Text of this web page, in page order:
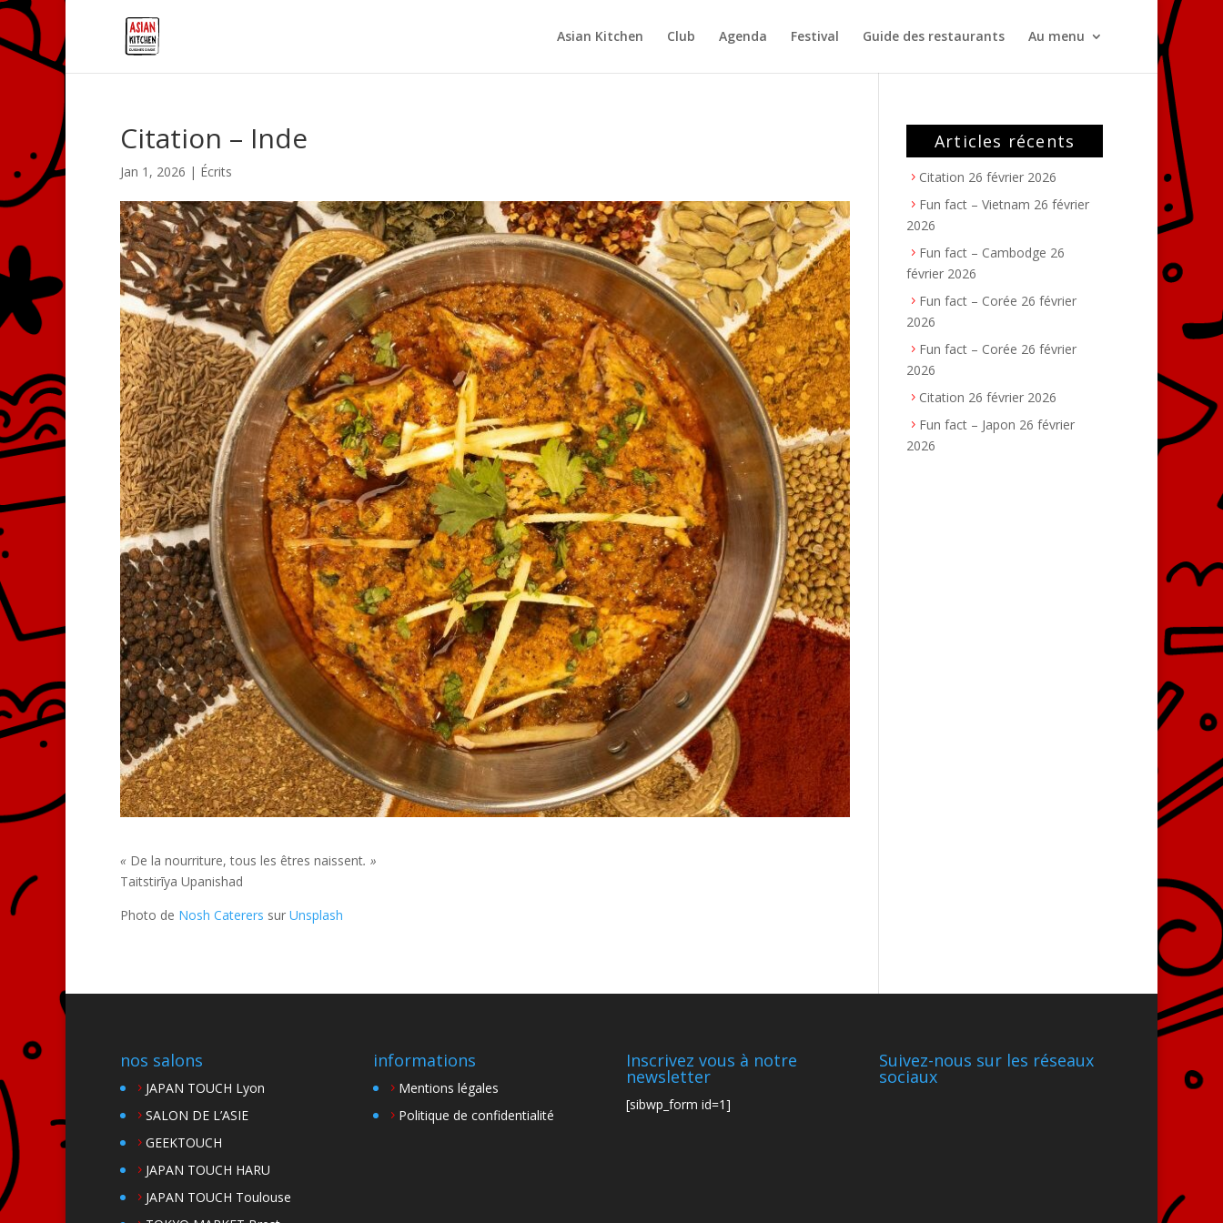
Asian Kitchen Club Agenda Festival Guide des restaurants Au menu
Citation – Inde
Jan 1, 2026 | Écrits
« De la nourriture, tous les êtres naissent. »
Taitstirīya Upanishad
Photo de Nosh Caterers sur Unsplash
Articles récents
Citation 26 février 2026
Fun fact – Vietnam 26 février
2026
Fun fact – Cambodge 26
février 2026
Fun fact – Corée 26 février
2026
Fun fact – Corée 26 février
2026
Citation 26 février 2026
Fun fact – Japon 26 février
2026
nos salons
JAPAN TOUCH Lyon
SALON DE L’ASIE
GEEKTOUCH
JAPAN TOUCH HARU
JAPAN TOUCH Toulouse
informations
Mentions légales
Politique de confidentialité
Inscrivez vous à notre
newsletter
[sibwp_form id=1]
Suivez-nous sur les réseaux
sociaux